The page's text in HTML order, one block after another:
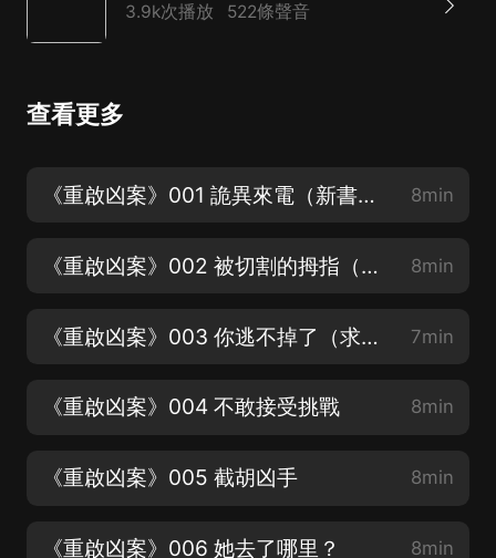
3.9k次播放 522條聲音
查看更多
《重啟凶案》001 詭異來電（新書來啦~ 求訂閱求轉發求評論） 8min
《重啟凶案》002 被切割的拇指（每一集都要聽完哦~辛苦啦） 8min
《重啟凶案》003 你逃不掉了（求訂閱求收聽求評論~） 7min
《重啟凶案》004 不敢接受挑戰 8min
《重啟凶案》005 截胡凶手 8min
《重啟凶案》006 她去了哪里？ 8min